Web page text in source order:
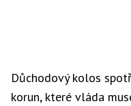
Důchodový kolos
korun, které vláda